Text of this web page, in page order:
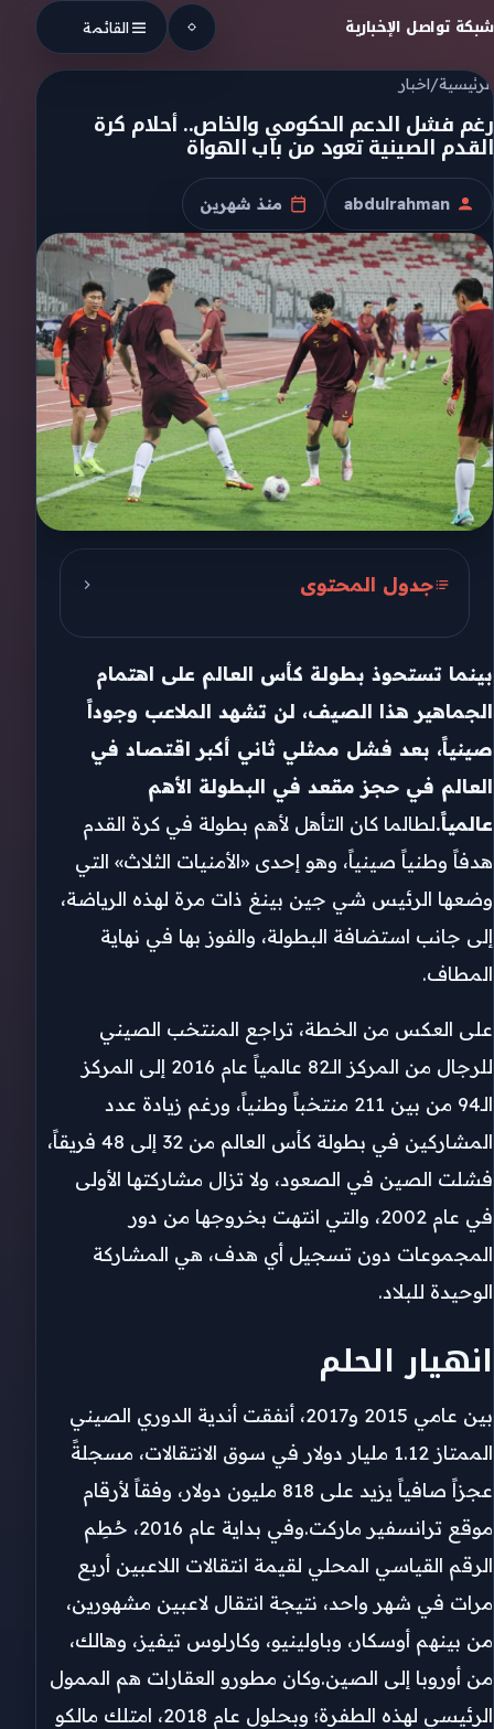
Skip to content
شبكة تواصل الإخبارية القائمة
الرئيسية/اخبار
رغم فشل الدعم الحكومي والخاص.. أحلام كرة
القدم الصينية تعود من باب الهواة
الكاتب
abdulrahman
تاريخ النشر
منذ شهرين
جدول المحتوى
بناء ثقافة
استعادة الحلم
بينما تستحوذ بطولة كأس العالم على اهتمام
الجماهير هذا الصيف، لن تشهد الملاعب وجوداً
صينياً، بعد فشل ممثلي ثاني أكبر اقتصاد في
العالم في حجز مقعد في البطولة الأهم
عالمياً.لطالما كان التأهل لأهم بطولة في كرة القدم
هدفاً وطنياً صينياً، وهو إحدى «الأمنيات الثلاث» التي
وضعها الرئيس شي جين بينغ ذات مرة لهذه الرياضة،
إلى جانب استضافة البطولة، والفوز بها في نهاية
المطاف.
على العكس من الخطة، تراجع المنتخب الصيني
للرجال من المركز الـ82 عالمياً عام 2016 إلى المركز
الـ94 من بين 211 منتخباً وطنياً، ورغم زيادة عدد
المشاركين في بطولة كأس العالم من 32 إلى 48 فريقاً،
فشلت الصين في الصعود، ولا تزال مشاركتها الأولى
في عام 2002، والتي انتهت بخروجها من دور
المجموعات دون تسجيل أي هدف، هي المشاركة
الوحيدة للبلاد.
انهيار الحلم
بين عامي 2015 و2017، أنفقت أندية الدوري الصيني
الممتاز 1.12 مليار دولار في سوق الانتقالات، مسجلةً
عجزاً صافياً يزيد على 818 مليون دولار، وفقاً لأرقام
موقع ترانسفير ماركت.وفي بداية عام 2016، حُطِم
الرقم القياسي المحلي لقيمة انتقالات اللاعبين أربع
مرات في شهر واحد، نتيجة انتقال لاعبين مشهورين،
من بينهم أوسكار، وباولينيو، وكارلوس تيفيز، وهالك،
من أوروبا إلى الصين.وكان مطورو العقارات هم الممول
الرئيسي لهذه الطفرة؛ وبحلول عام 2018، امتلك مالكو